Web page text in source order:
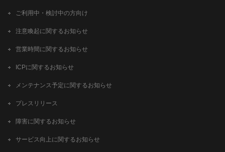
ご利用中・検討中の方向け
注意喚起に関するお知らせ
営業時間に関するお知らせ
ICPに関するお知らせ
メンテナンス予定に関するお知らせ
プレスリリース
障害に関するお知らせ
サービス向上に関するお知らせ